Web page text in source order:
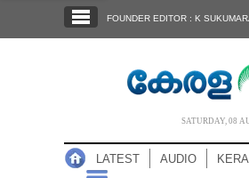
NOTIFIED NEWS
FOUNDER EDITOR : K
SATURDAY, 08
LATEST AUDIO